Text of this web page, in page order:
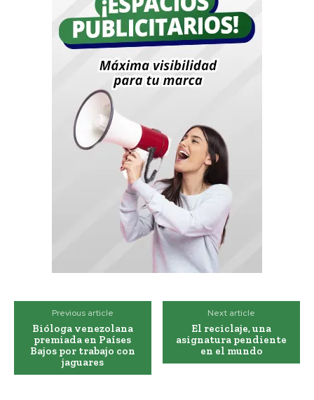
Previous article
Bióloga venezolana
premiada en Países
Bajos por trabajo con
jaguares
Next article
El reciclaje, una
asignatura pendiente
en el mundo